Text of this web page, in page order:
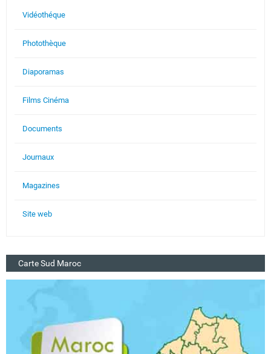
Vidéothéque
Photothèque
Diaporamas
Films Cinéma
Documents
Journaux
Magazines
Site web
Carte Sud Maroc